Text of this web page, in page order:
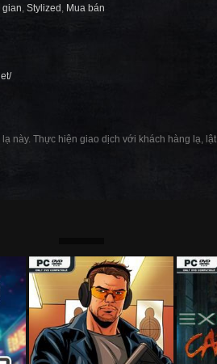
gian, Stylized , Mua bán
này. Thực hiện giao dịch với khách hàng lạ,